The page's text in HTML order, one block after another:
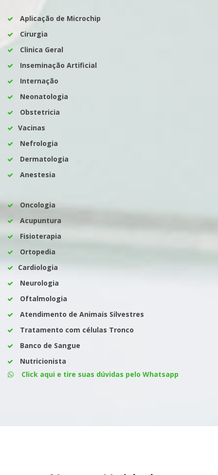
Aplicação de Microchip
Cirurgia
Clinica Geral
Inseminação Artificial
Internação
Neonatologia
Obstetricia
Vacinas
Nefrologia
Dermatologia
Anestesia
Oncologia
Acupuntura
Fisioterapia
Ortopedia
Cardiologia
Neurologia
Oftalmologia
Atendimento de Animais Silvestres
Tratamento com células Tronco
Banco de Sangue
Nutricionista
Click aqui e tire suas dúvidas pelo Whatsapp